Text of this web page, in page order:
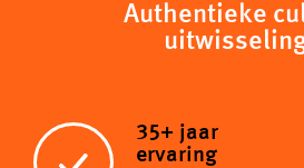
Authentieke
35+ jaar
ervaring